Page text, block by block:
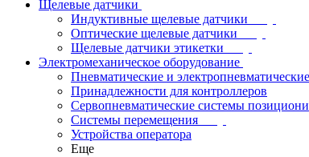
Щелевые датчики
Индуктивные щелевые датчики
Оптические щелевые датчики
Щелевые датчики этикетки
Электромеханическое оборудование
Пневматические и
Принадлежности для контроллеров
Сервопневматические системы
Системы перемещения
Устройства оператора
Еще